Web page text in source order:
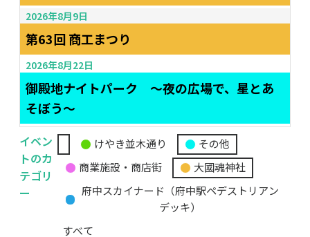
2026年8月9日
第63回 商工まつり
2026年8月22日
御殿地ナイトパーク ～夜の広場で、星とあ
そぼう～
イベン
トのカ
テゴリ
ー
無
題
カ
けやき並木通り
その他
商業施設・商店街
大國魂神社
府中スカイナード（府中駅ペデストリアン
デッキ）
すべて